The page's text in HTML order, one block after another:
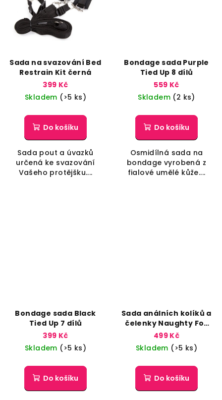
Sada na svazování Bed
Restrain Kit černá
399 Kč
Skladem (>5 ks)
Do košíku
Sada pout a úvazků
určená ke svazování
Vašeho protějšku....
Bondage sada Purple
Tied Up 8 dílů
559 Kč
Skladem (2 ks)
Do košíku
Osmidílná sada na
bondage vyrobená z
fialové umělé kůže....
Bondage sada Black
Tied Up 7 dílů
399 Kč
Skladem (>5 ks)
Do košíku
Sada análních kolíků a
čelenky Naughty Fox
černá
499 Kč
Skladem (>5 ks)
Do košíku